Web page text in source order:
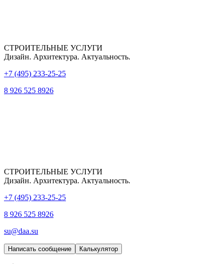
CТРОИТЕЛЬНЫЕ УСЛУГИ
Дизайн. Архитектура. Актуальность.
+7 (495) 233-25-25
8 926 525 8926
СТРОИТЕЛЬНЫЕ УСЛУГИ
Дизайн. Архитектура. Актуальность.
+7 (495) 233-25-25
8 926 525 8926
su@daa.su
Написать сообщение Калькулятор